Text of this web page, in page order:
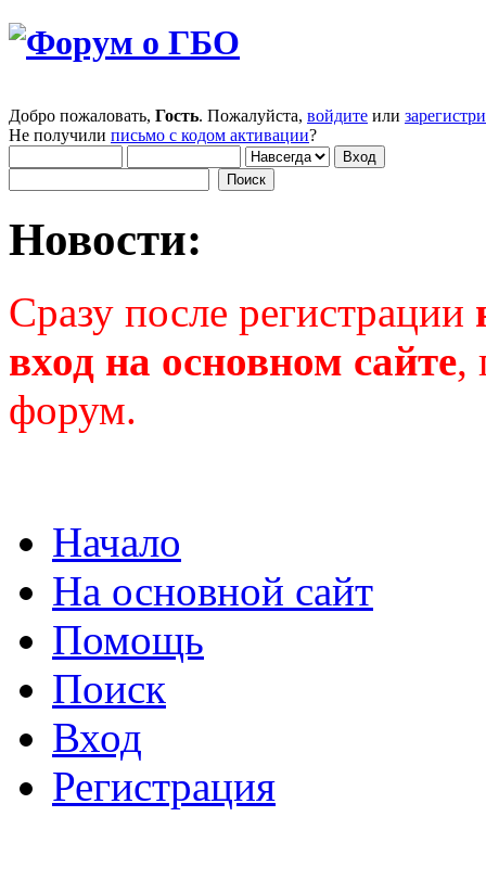
Добро пожаловать, Гость. Пожалуйста, войдите или
Не получили письмо с кодом активации?
Новости:
Сразу после регистрации
вход на основном сайте,
форум.
Начало
На основной сайт
Помощь
Поиск
Вход
Регистрация